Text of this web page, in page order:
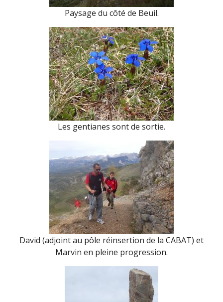
Paysage du côté de Beuil.
Les gentianes sont de sortie.
David (adjoint au pôle réinsertion de la CABAT) et
Marvin en pleine progression.